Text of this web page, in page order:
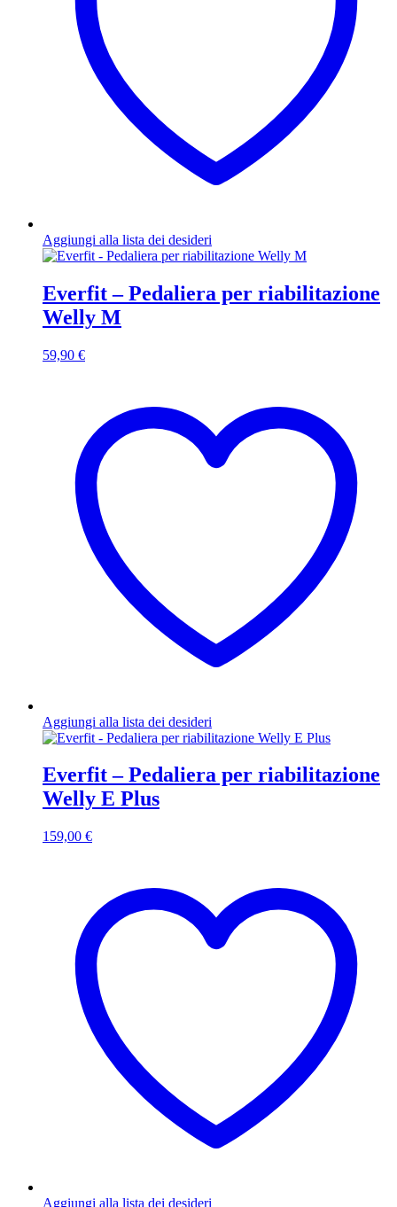
Aggiungi alla lista dei desideri
Everfit – Pedaliera per riabilitazione
Welly M
59,90 €
Aggiungi alla lista dei desideri
Everfit – Pedaliera per riabilitazione
Welly E Plus
159,00 €
Aggiungi alla lista dei desideri